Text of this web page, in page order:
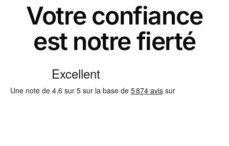
Votre confiance
est notre fierté